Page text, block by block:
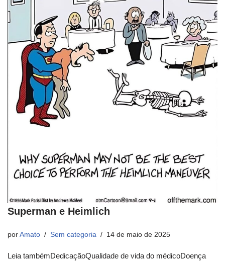
Superman e Heimlich
por Amato Sem categoria 14 de maio de 2025
Leia tambémDedicaçãoQualidade de vida do médicoDoença